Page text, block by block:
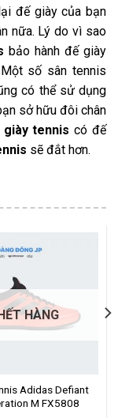
đế giày của bạn
nữa. Lý do vì sao
bảo hành đế giày
số sân tennis
có thể sử dụng
sở hữu đôi chân
giày tennis có đế
sẽ đắt hơn.
HẾT HÀNG
Adidas Defiant
M FX5808